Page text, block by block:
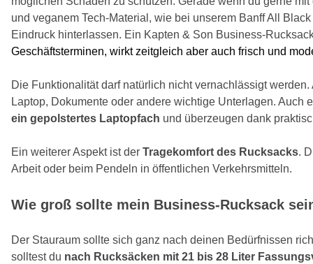
und veganem Tech-Material, wie bei unserem Banff All
Eindruck hinterlassen. Ein Kapten & Son Business-
Geschäftsterminen, wirkt zeitgleich aber auch frisch und
Die Funktionalität darf natürlich nicht vernachlässigt
Laptop, Dokumente oder andere wichtige Unterlagen.
ein gepolstertes Laptopfach und überzeugen dank
Ein weiterer Aspekt ist der Tragekomfort des Rucksacks.
Arbeit oder beim Pendeln in öffentlichen Verkehrsmitteln.
Wie groß sollte mein Business-Rucksack
Der Stauraum sollte sich ganz nach deinen Bedürfnissen
solltest du nach Rucksäcken mit 21 bis 28 Liter